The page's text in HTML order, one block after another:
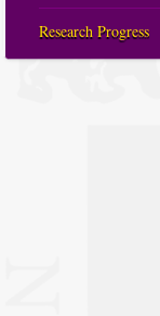
Research Progress